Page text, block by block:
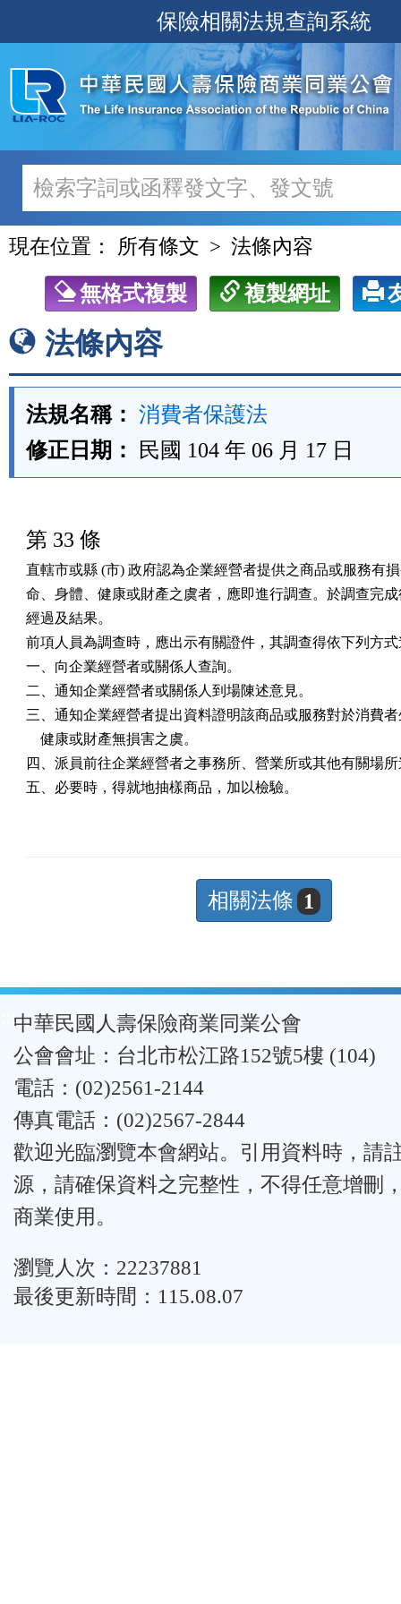
至
主
內
容
保險相關法規查詢系統
現在位置： 所有條文 法條內容
無格式複製 複製網址
法條內容
法規名稱： 消費者保護法
修正日期：
民國 104 年 06 月 17 日
第 33 條
直轄市或縣 (市) 政府認為企業經營者提供之商品或服務有
命、身體、健康或財產之虞者，應即進行調查。於調查完
經過及結果。
前項人員為調查時，應出示有關證件，其調查得依下列方
一、向企業經營者或關係人查詢。
二、通知企業經營者或關係人到場陳述意見。
三、通知企業經營者提出資料證明該商品或服務對於消費
    健康或財產無損害之虞。
四、派員前往企業經營者之事務所、營業所或其他有關場
相關法條 1
:::中華民國人壽保險商業同業公會
公會會址：台北市松江路152號5樓 (104)
電話：(02)2561-2144
傳真電話：(02)2567-2844
歡迎光臨瀏覽本會網站。引用資料時，請
源，請確保資料之完整性，不得任意增刪
商業使用。
瀏覽人次：22237881
最後更新時間：115.08.07